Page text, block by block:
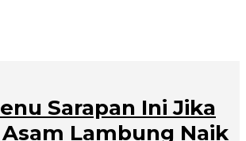
Sarapan Ini Jika
Lambung Naik